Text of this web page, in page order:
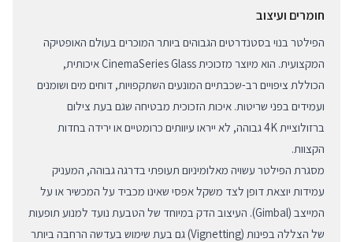
חומרים ועיצוב
הפילטר בנוי בסטנדרטים הגבוהים ביותר המוכרים בעולם האופטיקה
המקצועית. הוא מיוצר מזכוכית CinemaSeries Glass איכותית,
הכוללת ציפויים רב-שכבתיים המונעים השתקפויות, דוחים מים ושומנים
ועמידים בפני שריטות. איכות הזכוכית מבטיחה שגם בעת צילום
ברזולוציית 4K גבוהה, לא ייראו עיוותים כרומטיים או ירידה בחדות
הקצוות.
מסגרת הפילטר עשויה מאלומיניום תעופתי בדרגה גבוהה, המעניק
עמידות יוצאת דופן לצד משקל אפסי שאינו מכביד על המכשיר או על
המייצב (Gimbal). העיצוב הדק במיוחד של הטבעת נועד למנוע תופעות
של הצללה בפינות (Vignetting) גם בעת שימוש בעדשה הרחבה ביותר